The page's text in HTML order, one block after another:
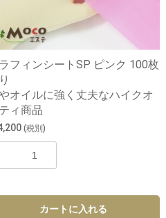
フィンシートSP ピンク 100枚
オイルに強く丈夫なハイクオ
ィ商品
(税別)
カートに入れる